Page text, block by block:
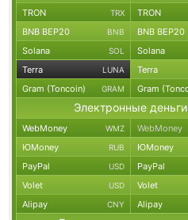
TRON TRX TRON
BNB BEP20 BNB BNB BEP20
Solana SOL Solana
Terra LUNA Terra
Gram (Toncoin) GRAM Gram
Электронные деньги
WebMoney WMZ WebMoney
ЮMoney RUB ЮMoney
PayPal USD PayPal
Volet USD Volet
Alipay CNY Alipay